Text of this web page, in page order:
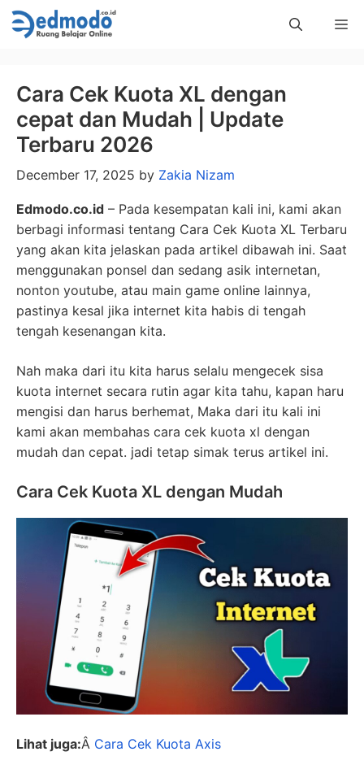
Skip
to
Cara Cek Kuota XL dengan
cepat dan Mudah | Update
Terbaru 2026
December 17, 2025 by Zakia Nizam
Edmodo.co.id – Pada kesempatan kali ini, kami akan
berbagi informasi tentang Cara Cek Kuota XL Terbaru
yang akan kita jelaskan pada artikel dibawah ini. Saat
menggunakan ponsel dan sedang asik internetan,
nonton youtube, atau main game online lainnya,
pastinya kesal jika internet kita habis di tengah
tengah kesenangan kita.
Nah maka dari itu kita harus selalu mengecek sisa
kuota internet secara rutin agar kita tahu, kapan haru
mengisi dan harus berhemat, Maka dari itu kali ini
kami akan membahas cara cek kuota xl dengan
mudah dan cepat. jadi tetap simak terus artikel ini.
Cara Cek Kuota XL dengan Mudah
Lihat juga:Â Cara Cek Kuota Axis